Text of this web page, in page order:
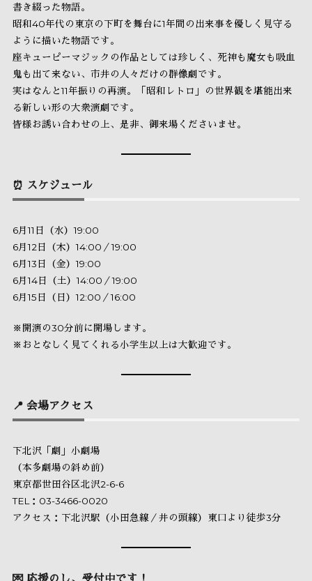
書き綴った物語。
昭和40年代の東京の下町を舞台に1年間の出来事を優しく見守る
ように描いた物語です。
座キューピーマジックの作品としては珍しく、死神も魔女も吸血
鬼も出て来ない、市井の人々だけの群像劇です。
実はなんと11年振りの再演。「昭和レトロ」の世界観を堪能出来
る新しい形の大衆演劇です。
皆様お誘い合わせの上、是非、御来場くださいませ。
⏰ スケジュール
6月11日（水）19:00
6月12日（木）14:00／19:00
6月13日（金）19:00
6月14日（土）14:00／19:00
6月15日（日）12:00／16:00
※開演の30分前に開場します。
※おとなしく見てくれる小学生以上は大歓迎です。
📍 会場アクセス
下北沢「劇」小劇場
（本多劇場の斜め前）
東京都世田谷区北沢2-6-6
TEL：03-3466-0020
アクセス：下北沢駅（小田急線／井の頭線）東口より徒歩3分